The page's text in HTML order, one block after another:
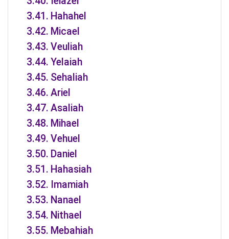
Hahahel
Micael
Veuliah
Yelaiah
Sehaliah
Ariel
Asaliah
Mihael
Vehuel
Daniel
Hahasiah
Imamiah
Nanael
Nithael
Mebahiah